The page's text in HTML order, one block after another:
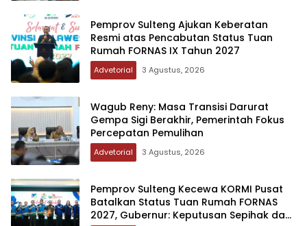
Pemprov Sulteng Ajukan Keberatan
Resmi atas Pencabutan Status Tuan
Rumah FORNAS IX Tahun 2027
Advetorial 3 Agustus, 2026
Wagub Reny: Masa Transisi Darurat
Gempa Sigi Berakhir, Pemerintah Fokus
Percepatan Pemulihan
Advetorial 3 Agustus, 2026
Pemprov Sulteng Kecewa KORMI Pusat
Batalkan Status Tuan Rumah FORNAS
2027, Gubernur: Keputusan Sepihak dan